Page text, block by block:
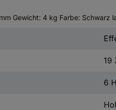
Gewicht: 4 kg Farbe: Schwarz
19
6